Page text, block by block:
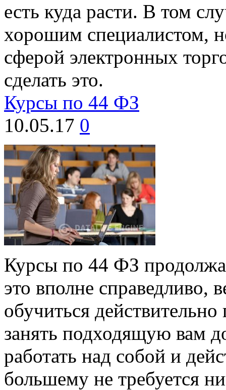
есть куда расти. В том
хорошим специалистом,
сферой электронных
сделать это.
Курсы по 44 ФЗ
10.05.17 0
Курсы по 44 ФЗ
это вполне справедливо,
обучиться
занять подходящую вам
работать над собой и
большему не требуется